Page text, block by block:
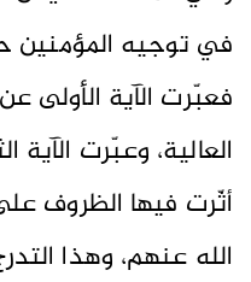
في توجيه المؤمنين
فعبّرت الآية الأولى
العالية، وعبّرت
أثّرت فيها الظروف
الله عنهم، وهذا